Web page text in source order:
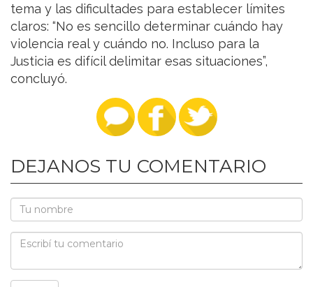
tema y las dificultades para establecer límites
claros: “No es sencillo determinar cuándo hay
violencia real y cuándo no. Incluso para la
Justicia es difícil delimitar esas situaciones”,
concluyó.
DEJANOS TU COMENTARIO